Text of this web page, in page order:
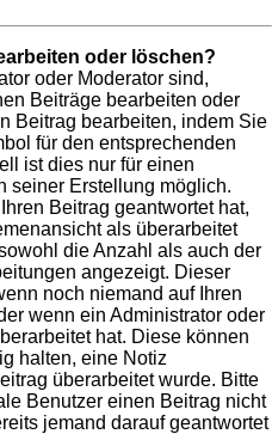
oder löschen?
oder Moderator sind,
Beiträge bearbeiten oder
Beitrag bearbeiten, indem Sie
für den entsprechenden
ist dies nur für einen
seiner Erstellung möglich.
Beitrag geantwortet hat,
als überarbeitet
die Anzahl als auch der
angezeigt. Dieser
noch niemand auf Ihren
wenn ein Administrator oder
hat. Diese können
halten, eine Notiz
überarbeitet wurde. Bitte
Benutzer einen Beitrag nicht
jemand darauf geantwortet